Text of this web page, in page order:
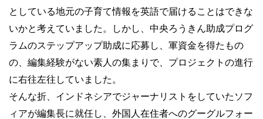
としている地元の子育て情報を英語で届けることはできな
いかと考えていました。しかし、中央ろうきん助成プログ
ラムのステップアップ助成に応募し、軍資金を得たもの
の、編集経験がない素人の集まりで、プロジェクトの進行
に右往左往していました。
そんな折、インドネシアでジャーナリストをしていたソフ
ィアが編集長に就任し、外国人在住者へのグーグルフォー